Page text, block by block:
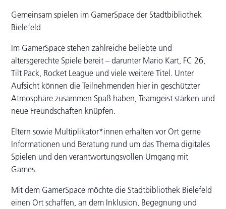
Gemeinsam spielen im GamerSpace der Stadtbibliothek
Bielefeld
Im GamerSpace stehen zahlreiche beliebte und
altersgerechte Spiele bereit – darunter Mario Kart, FC 26,
Tilt Pack, Rocket League und viele weitere Titel. Unter
Aufsicht können die Teilnehmenden hier in geschützter
Atmosphäre zusammen Spaß haben, Teamgeist stärken und
neue Freundschaften knüpfen.
Eltern sowie Multiplikator*innen erhalten vor Ort gerne
Informationen und Beratung rund um das Thema digitales
Spielen und den verantwortungsvollen Umgang mit
Games.
Mit dem GamerSpace möchte die Stadtbibliothek Bielefeld
einen Ort schaffen, an dem Inklusion, Begegnung und